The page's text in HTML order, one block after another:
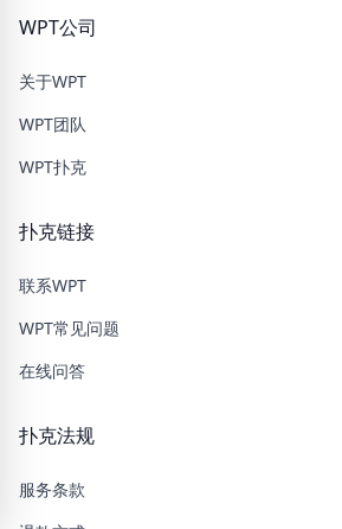
WPT公司
关于WPT
WPT团队
WPT扑克
扑克链接
联系WPT
WPT常见问题
在线问答
扑克法规
服务条款